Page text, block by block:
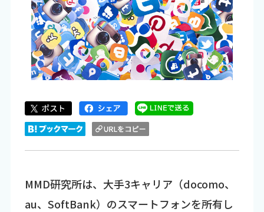
MMD研究所は、大手3キャリア（docomo、
au、SoftBank）のスマートフォンを所有し